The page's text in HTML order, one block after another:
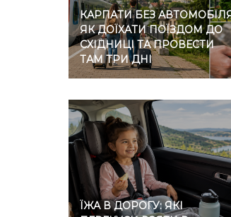
КАРПАТИ БЕЗ
ЯК ДОЇХАТИ ПОЇЗДОМ ДО
СХІДНИЦІ ТА ПРОВЕСТИ
ТАМ ТРИ ДНІ
ЇЖА В ДОРОГУ: ЯКІ